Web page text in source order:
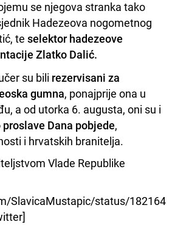
se njegova stranka tako
Hadezeova nogometnog
te selektor hadezeove
Zlatko Dalić.
su bili rezervisani za
gumna, ponajprije ona u
a od utorka 6. augusta, oni su i
proslave Dana pobjede,
i hrvatskih branitelja.
Vlade Republike
SlavicaMustapic/status/182164